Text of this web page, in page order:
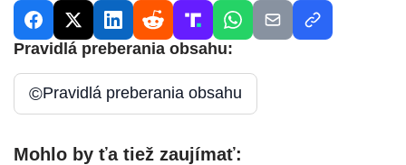
Pravidlá preberania obsahu:
©Pravidlá preberania obsahu
Mohlo by ťa tiež zaujímať: